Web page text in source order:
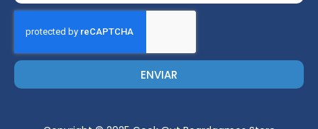
ENVIAR